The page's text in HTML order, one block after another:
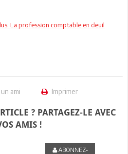
La profession comptable en deuil
ami Imprimer
? PARTAGEZ-LE AVEC
AMIS !
ABONNEZ-